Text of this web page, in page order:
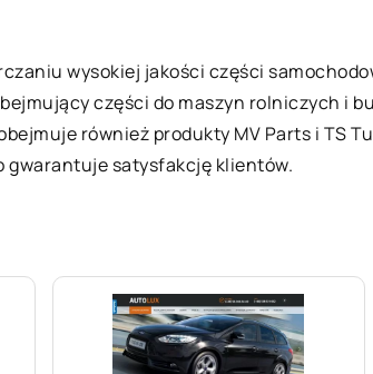
wysokiej jakości części
części do maszyn rolniczych i
również produkty MV Parts i TS
gwarantuje satysfakcję klientów.